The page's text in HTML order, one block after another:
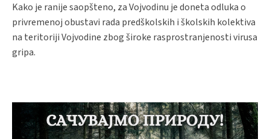
Kako je ranije saopšteno, za Vojvodinu je doneta odluka o
privremenoj obustavi rada predškolskih i školskih kolektiva
na teritoriji Vojvodine zbog široke rasprostranjenosti virusa
gripa.